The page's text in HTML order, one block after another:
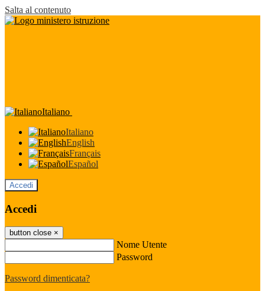
Salta al contenuto
Italiano
Italiano
English
Français
Español
Accedi
Accedi
button close ×
Nome Utente
Password
Password dimenticata?